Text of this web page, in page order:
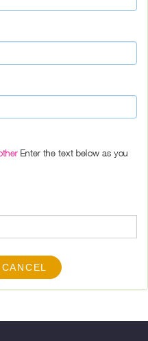
Enter the text below as you